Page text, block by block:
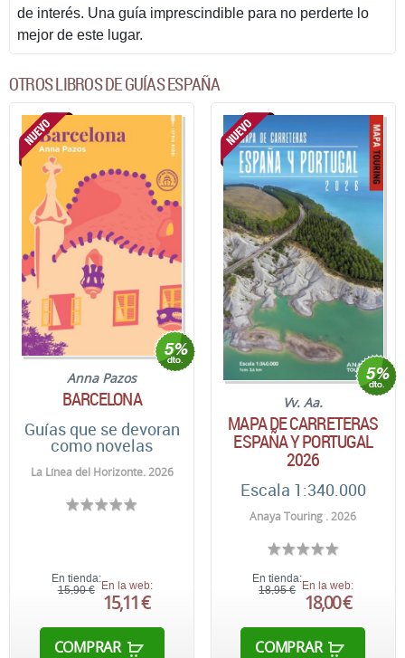
de interés. Una guía imprescindible para no perderte lo
mejor de este lugar.
OTROS LIBROS DE GUÍAS ESPAÑA
Anna Pazos
BARCELONA
Guías que se devoran
como novelas
La Línea del Horizonte. 2026
En tienda:
15,90 € En la web:
15,11 €
COMPRAR
Vv. Aa.
MAPA DE CARRETERAS
ESPAÑA Y PORTUGAL
2026
Escala 1:340.000
Anaya Touring . 2026
En tienda:
18,95 € En la web:
18,00 €
COMPRAR